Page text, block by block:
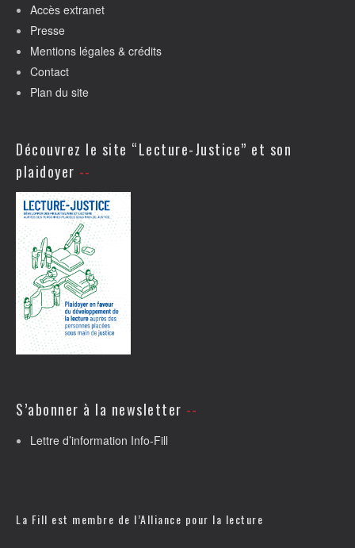
Accès extranet
Presse
Mentions légales & crédits
Contact
Plan du site
Découvrez le site “Lecture-Justice” et son
plaidoyer
S’abonner à la newsletter
Lettre d’information Info-Fill
La Fill est membre de l’Alliance pour la lecture